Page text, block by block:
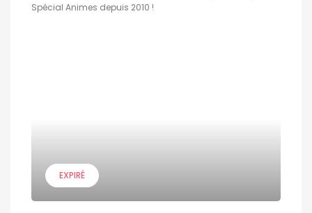
Spécial Animes depuis 2010 !
EXPIRÉ